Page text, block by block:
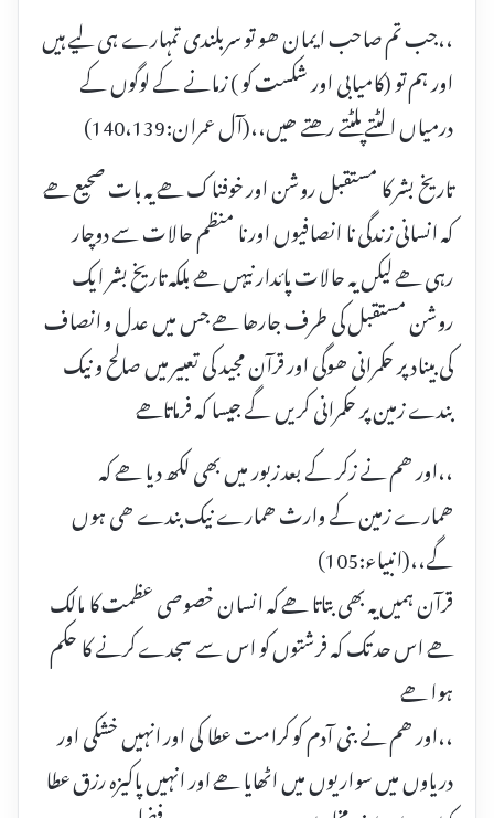
،،جب تم صاحب ایمان ھو تو سربلندی تمہارے ہی لیے ہیں
اور ہم تو (کامیابی اور شکست کو ) زمانے کے لوگوں کے
درمیاں الٹتے پلٹتے رھتے ھیں،،(آل عمران:140،139)
تاریخ بشر کا مستقبل روشن اور خوفناک ھے یہ بات صحیع ھے
کہ انسانی زندگی نا انصافیوں اور نا منظم حالات سے دوچار
رہی ھے لیکں یہ حالات پائدار نیہں ھے بلکہ تاریخ بشر ایک
روشن مستقبل کی طرف جارھا ھے جس میں عدل و انصاف
کی بیناد پر حکمرانی ھوگی اور قرآن مجید کی تعبیر میں صالح و نیک
بندے زمین پر حکمرانی کریں گے جیسا کہ فرماتاھے
،،اور ھم نے زکر کے بعد زبور میں بھی لکھ دیا ھے کہ
ھمارے زمین کے وارث ھمارے نیک بندے ھی ہوں
گے،،(انبیاء:105)
قرآن ہمیں یہ بھی بتاتا ھے کہ انسان خصوصی عظمت کا مالک
ھے اس حد تک کہ فرشتوں کو اس سے سجدے کرنے کا حکم
ہوا ھے
،،اور ھم نے بنی آدم کو کرامت عطا کی اور انہیں خشکی اور
دریاوں میں سواریوں میں اٹھایا ھے اور انہیں پاکیزہ رزق عطا